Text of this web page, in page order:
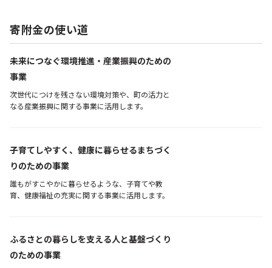
寄附金の使い道
未来につなぐ環境推進・産業振興のための
事業
次世代につけを残さない環境対策や、町の活力と
なる産業振興に関する事業に活用します。
子育てしやすく、健康に暮らせるまちづく
りのための事業
誰もがすこやかに暮らせるような、子育てや教
育、健康福祉の充実に関する事業に活用します。
ふるさとの暮らしを支える人と基盤づくり
のための事業